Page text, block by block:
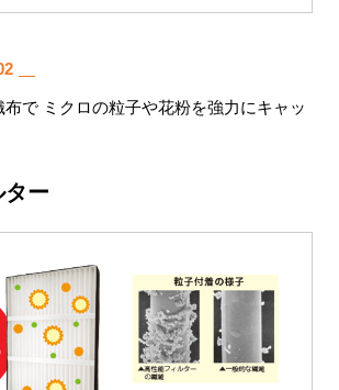
で ミクロの粒子や花粉を強力にキャッ
ー